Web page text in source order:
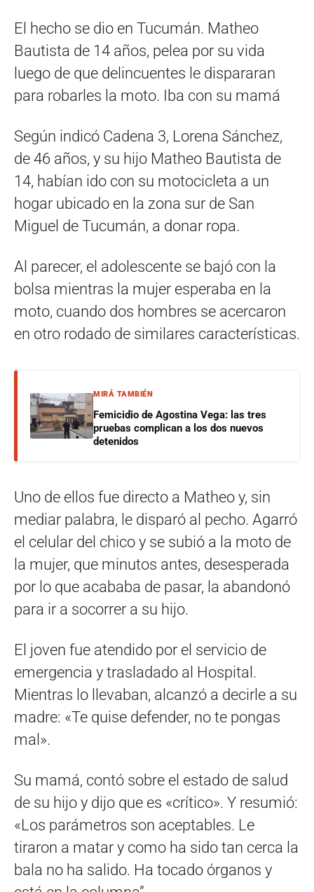
El hecho se dio en Tucumán. Matheo
Bautista de 14 años, pelea por su vida
luego de que delincuentes le dispararan
para robarles la moto. Iba con su mamá
Según indicó Cadena 3, Lorena Sánchez,
de 46 años, y su hijo Matheo Bautista de
14, habían ido con su motocicleta a un
hogar ubicado en la zona sur de San
Miguel de Tucumán, a donar ropa.
Al parecer, el adolescente se bajó con la
bolsa mientras la mujer esperaba en la
moto, cuando dos hombres se acercaron
en otro rodado de similares características.
MIRÁ TAMBIÉN
Femicidio de Agostina Vega: las tres
pruebas complican a los dos nuevos
detenidos
Uno de ellos fue directo a Matheo y, sin
mediar palabra, le disparó al pecho. Agarró
el celular del chico y se subió a la moto de
la mujer, que minutos antes, desesperada
por lo que acababa de pasar, la abandonó
para ir a socorrer a su hijo.
El joven fue atendido por el servicio de
emergencia y trasladado al Hospital.
Mientras lo llevaban, alcanzó a decirle a su
madre: «Te quise defender, no te pongas
mal».
Su mamá, contó sobre el estado de salud
de su hijo y dijo que es «crítico». Y resumió:
«Los parámetros son aceptables. Le
tiraron a matar y como ha sido tan cerca la
bala no ha salido. Ha tocado órganos y